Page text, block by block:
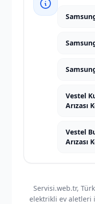
Vestel
Arızası
Vestel
Arızası
Servisi.web.tr,
elektrikli ev aletleri